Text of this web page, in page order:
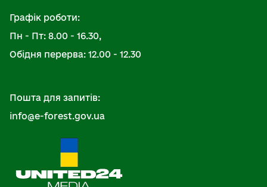
Графік роботи:
Пн - Пт: 8.00 - 16.30,
Обідня перерва: 12.00 - 12.30
Пошта для запитів:
info@e-forest.gov.ua